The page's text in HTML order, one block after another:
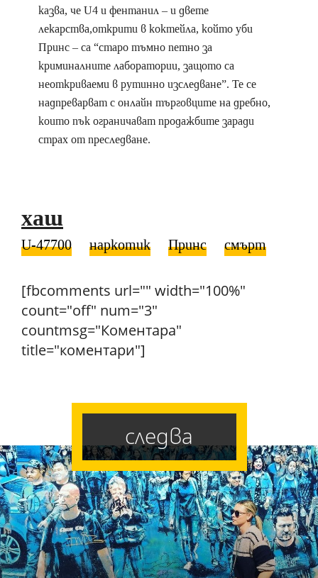
казва, че U4 и фентанил – и двете
лекарства,открити в коктейла, който уби
Принс – са “старо тъмно петно за
криминалните лаборатории, защото са
неоткриваеми в рутинно изследване”. Те се
надпреварват с онлайн търговците на дребно,
които пък ограничават продажбите заради
страх от преследване.
хаш
U-47700 наркотик Принс смърт
[fbcomments url="" width="100%"
count="off" num="3"
countmsg="Коментара"
title="коментари"]
следва